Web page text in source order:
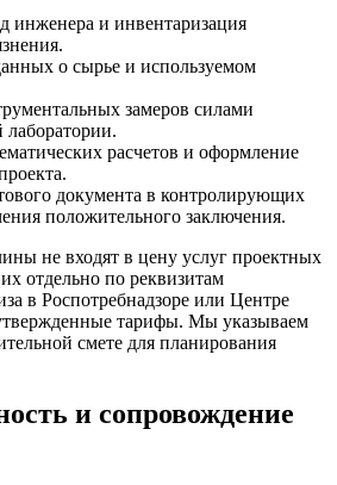
инженера и инвентаризация
о сырье и используемом
замеров силами
лаборатории.
расчетов и оформление
документа в контролирующих
положительного заключения.
не входят в цену услуг проектных
отдельно по реквизитам
в Роспотребнадзоре или Центре
тарифы. Мы указываем
смете для планирования
и сопровождение